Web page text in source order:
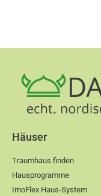
Häuser
Traumhaus finden
Hausprogramme
ImoFlex Haus-System